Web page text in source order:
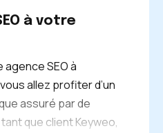
à votre
SEO à
allez profiter d’un
assuré par de
que client Keyweo,